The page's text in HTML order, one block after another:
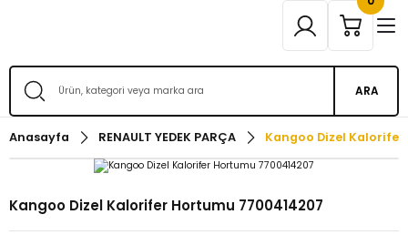
ARA
Anasayfa RENAULT YEDEK PARÇA Kangoo Dizel
Kangoo Dizel Kalorifer Hortumu 7700414207